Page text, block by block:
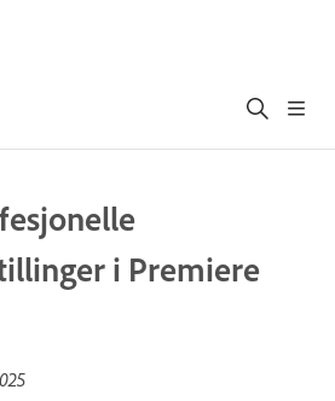
i Premiere